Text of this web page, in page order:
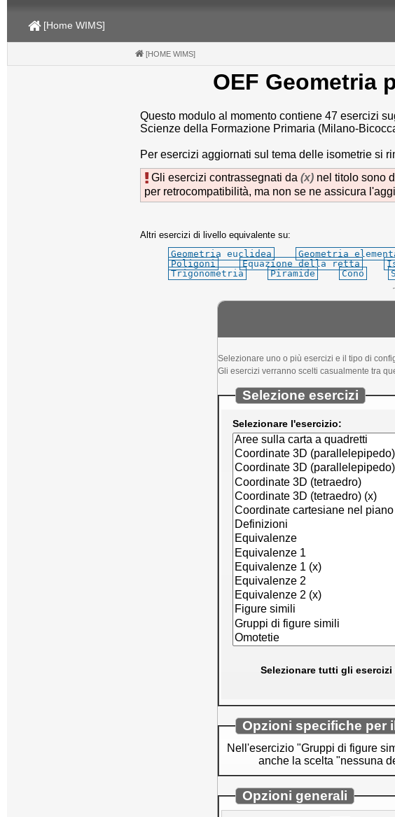
[Home WIMS]
[HOME WIMS]
OEF Geometria
Questo modulo al momento contiene 47 esercizi
Scienze della Formazione Primaria (Milano-
Per esercizi aggiornati sul tema delle isometrie si
Gli esercizi contrassegnati da (x)nel titolo sono
per retrocompatibilità, ma non se ne assicura
Altri esercizi di livello equivalente su:
Geometria euclidea
Geometria
Poligoni
Equazione della retta
Trigonometria
Piramide Cono
Selezionare uno o più esercizi e il tipo di
Gli esercizi verranno scelti casualmente tra
Selezione esercizi
Selezionare l'esercizio:
Selezionare tutti gli
Opzioni specifiche per
Nell'esercizio "Gruppi di figure
anche la scelta "nessuna
Opzioni generali